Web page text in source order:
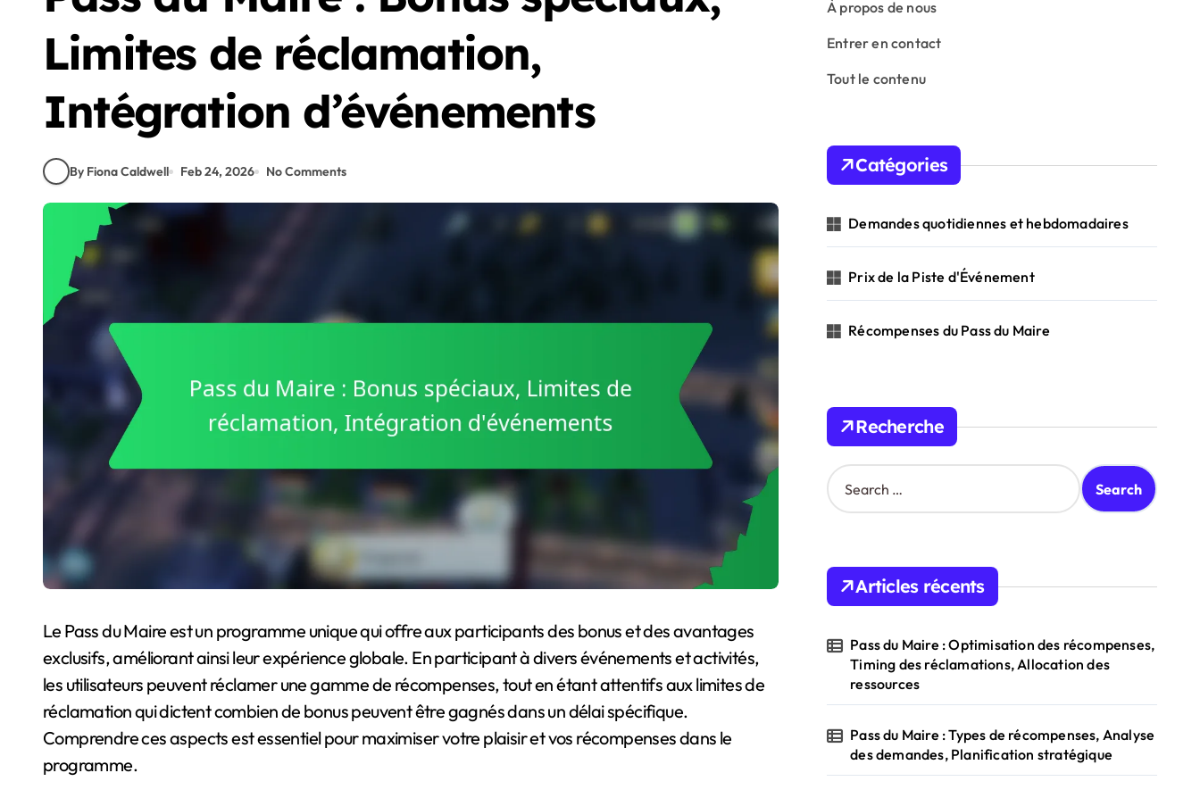
Limites de réclamation,
Intégration d’événements
By Fiona Caldwell Feb 24, 2026 No Comments
Le Pass du Maire est un programme unique qui offre aux participants des bonus et des avantages
exclusifs, améliorant ainsi leur expérience globale. En participant à divers événements et activités,
les utilisateurs peuvent réclamer une gamme de récompenses, tout en étant attentifs aux limites de
réclamation qui dictent combien de bonus peuvent être gagnés dans un délai spécifique.
Comprendre ces aspects est essentiel pour maximiser votre plaisir et vos récompenses dans le
programme.
À propos de nous
Entrer en contact
Tout le contenu
Catégories
Demandes quotidiennes et hebdomadaires
Prix de la Piste d'Événement
Récompenses du Pass du Maire
Recherche
S
e
h
o
:
Articles récents
Pass du Maire : Optimisation des récompenses,
Timing des réclamations, Allocation des
ressources
Pass du Maire : Types de récompenses, Analyse
des demandes, Planification stratégique